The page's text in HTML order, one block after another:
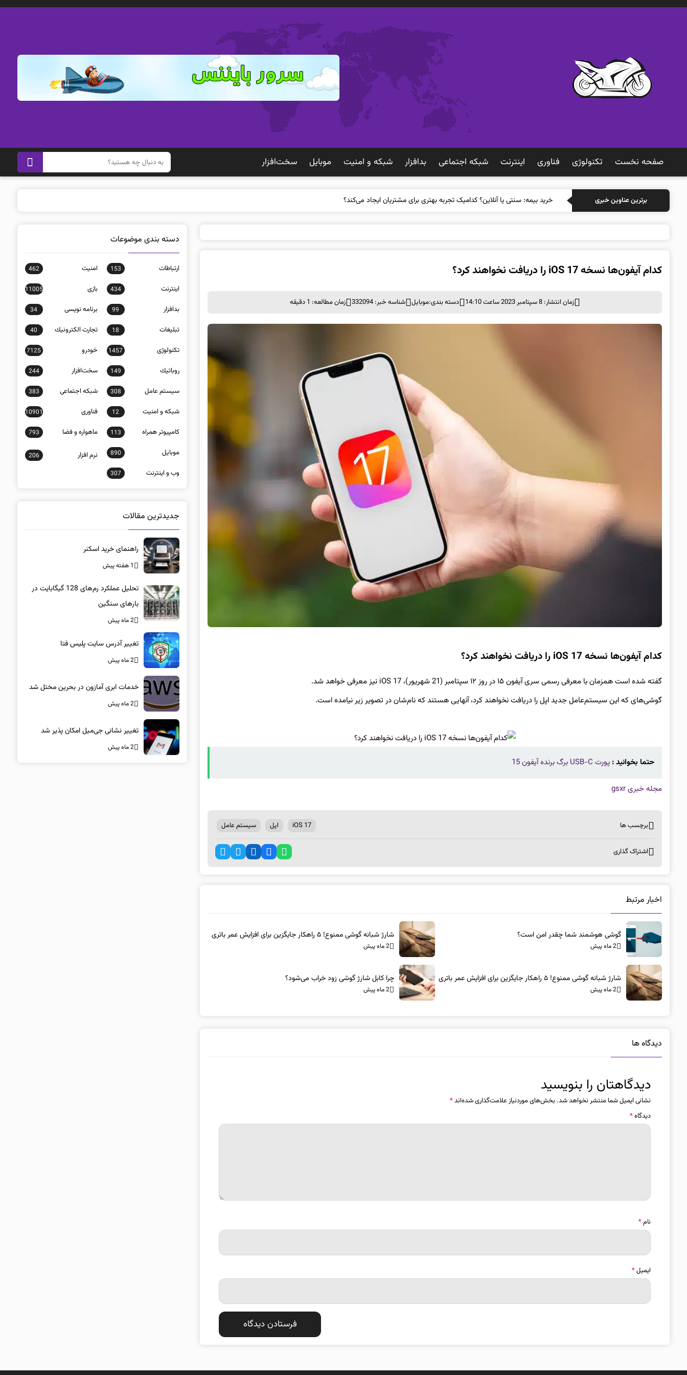
صفحه نخست تکنولوژی فناوری اينترنت شبكه اجتماعی بدافزار شبكه و امنيت موبايل سخت‌افزار
برترین عناوین خبری خرید
کدام آیفون‌ها نسخه iOS 17 را دریافت نخواهند کرد؟
زمان انتشار: 8 سپتامبر 2023 ساعت 14:10 دسته بندی:موبايل شناسه خبر: 332094 زمان مطالعه: 1 دقیقه
کدام آیفون‌ها نسخه iOS 17 را دریافت نخواهند کرد؟
گفته شده است همزمان با معرفی رسمی سری آیفون ۱۵ در روز ۱۲ سپتامبر (21 شهریور)، iOS 17 نیز معرفی خواهد شد.
گوشی‌های که این سیستم‌عامل جدید اپل را دریافت نخواهند کرد، آنهایی هستند که نام‌شان در تصویر زیر نیامده است.
حتما بخوانید : پورت USB-C برگ برنده آیفون 15
مجله خبری gsxr
برچسب ها iOS 17 اپل سیستم عامل
اشتراک گذاری
اخبار مرتبط
گوشی هوشمند شما چقدر امن است؟
2 ماه پیش
شارژ شبانه گوشی ممنوع! ۵ راهکار جایگزین برای افزایش عمر باتری
2 ماه پیش
شارژ شبانه گوشی ممنوع! ۵ راهکار جایگزین برای افزایش عمر باتری
2 ماه پیش
چرا کابل شارژ گوشی زود خراب می‌شود؟
2 ماه پیش
دیدگاه ها
دیدگاهتان را بنویسید
نشانی ایمیل شما منتشر نخواهد شد. بخش‌های موردنیاز علامت‌گذاری شده‌اند*
دیدگاه*
نام*
ایمیل*
دسته بندی موضوعات
ارتباطات 153 امنيت 462
اينترنت 434 بازی 11005
بدافزار 99 برنامه نويسی 34
تبلیغات 18 تجارت الكترونيك 40
تکنولوژی 1457 خودرو 7125
روباتيك 149 سخت‌افزار 244
سيستم عامل 308 شبكه اجتماعی 383
شبكه و امنيت 12 فناوری 10901
كامپيوتر همراه 113 ماهواره و فضا 793
موبايل 890 نرم افزار 206
وب و اينترنت 307
جدیدترین مقالات
راهنمای خرید اسکنر
1 هفته پیش
تحلیل عملکرد رم‌های 128 گیگابایت در
بارهای سنگین
2 ماه پیش
تغییر آدرس سایت پلیس فتا
2 ماه پیش
خدمات ابری آمازون در بحرین مختل شد
2 ماه پیش
تغییر نشانی جی‌میل امکان پذیر شد
2 ماه پیش